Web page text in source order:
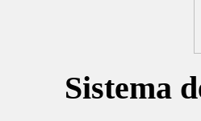
Sistema